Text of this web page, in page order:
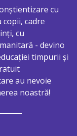
cu
cadre
cu
- devino
timpurii și
au nevoie
noastră!